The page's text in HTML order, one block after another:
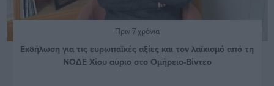
Πριν 7 χρόνια
Εκδήλωση για τις ευρωπαϊκές αξίες και τον λαϊκισμό από τη
ΝΟΔΕ Χίου αύριο στο Ομήρειο-Βίντεο